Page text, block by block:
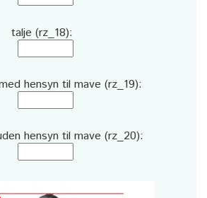
talje (rz_18):
hensyn til mave (rz_19):
hensyn til mave (rz_20):